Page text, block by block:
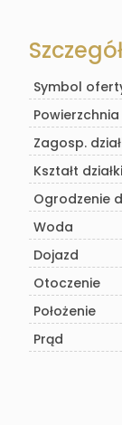
Symbol
Powierzchnia
Zagosp.
Kształt działki
Ogrodzenie
Woda
Dojazd
Otoczenie
Położenie
Prąd